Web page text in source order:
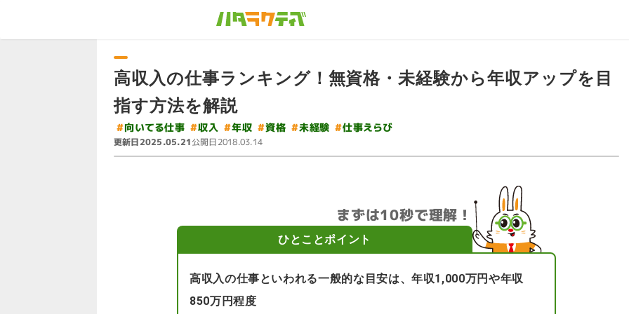
高収入の仕事ランキング！無資格・未経験から年収アップを目
指す方法を解説
#向いてる仕事 #収入 #年収 #資格 #未経験 #仕事えらび
更新日2025.05.21公開日2018.03.14
まずは10秒で理解！
ひとことポイント
高収入の仕事といわれる一般的な目安は、年収1,000万円や年収
850万円程度